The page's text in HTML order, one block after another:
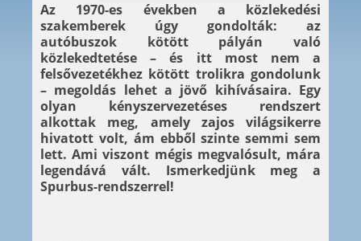
Az 1970-es években a közlekedési
szakemberek úgy gondolták: az
autóbuszok kötött pályán való
közlekedtetése – és itt most nem a
felsővezetékhez kötött trolikra gondolunk
– megoldás lehet a jövő kihívásaira. Egy
olyan kényszervezetéses rendszert
alkottak meg, amely zajos világsikerre
hivatott volt, ám ebből szinte semmi sem
lett. Ami viszont mégis megvalósult, mára
legendává vált. Ismerkedjünk meg a
Spurbus-rendszerrel!